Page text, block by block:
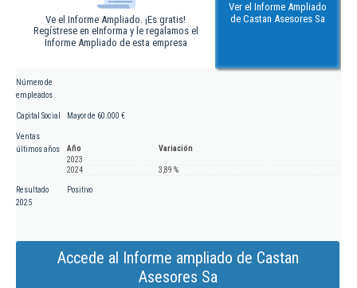
Ve el Informe Ampliado. ¡Es gratis!
Regístrese en eInforma y le regalamos el
Informe Ampliado de esta empresa
Ver el Informe Ampliado
de Castan Asesores Sa
Número de
empleados
Capital Social Mayor de 60.000 €
Ventas
últimos años
Año
Variación
2023
2024
3,89 %
Resultado
2025
Positivo
Accede al Informe ampliado de Castan
Asesores Sa